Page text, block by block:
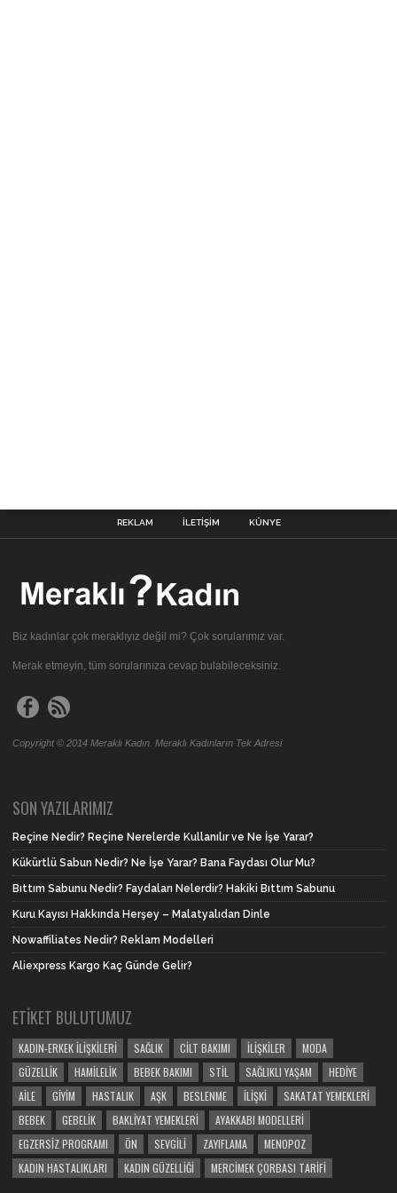
REKLAM İLETIŞIM KÜNYE
Biz kadınlar çok meraklıyız değil mi? Çok sorularımız var.
Merak etmeyin, tüm sorularınıza cevap bulabileceksiniz.
Copyright © 2014 Meraklı Kadın. Meraklı Kadınların Tek Adresi
SON YAZILARIMIZ
Reçine Nedir? Reçine Nerelerde Kullanılır ve Ne İşe Yarar?
Kükürtlü Sabun Nedir? Ne İşe Yarar? Bana Faydası Olur Mu?
Bıttım Sabunu Nedir? Faydaları Nelerdir? Hakiki Bıttım Sabunu
Kuru Kayısı Hakkında Herşey – Malatyalıdan Dinle
Nowaffiliates Nedir? Reklam Modelleri
Aliexpress Kargo Kaç Günde Gelir?
ETIKET BULUTUMUZ
KADIN-ERKEK İLIŞKILERI SAĞLIK CILT BAKIMI İLIŞKILER
MODA
GÜZELLIK
HAMILELIK BEBEK BAKIMI STIL SAĞLIKLI YAŞAM
HEDIYE
AILE
GIYIM HASTALIK AŞK BESLENME İLIŞKI
SAKATAT YEMEKLERI
BEBEK
GEBELIK BAKLIYAT YEMEKLERI
AYAKKABI MODELLERI
EGZERSIZ PROGRAMI
ÖN SEVGILI ZAYIFLAMA
MENOPOZ
KADIN HASTALIKLARI
KADIN GÜZELLIĞI MERCIMEK ÇORBASI TARIFI